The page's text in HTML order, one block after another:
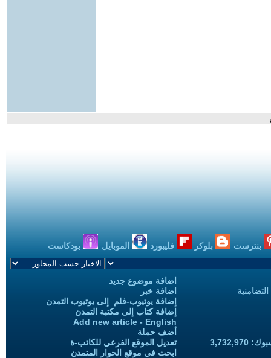
بنترست بلوكر فليبورد الموبايل بودكاست
اضافة موضوع جديد
اضافة خبر
إضافة يوتيوب-فلم إلى يوتيوب التمدن
إضافة كتاب إلى مكتبة التمدن
Add new article - English
أضف حملة
تعديل الموقع الفرعي للكاتب-ة
ابحث في موقع الحوار المتمدن